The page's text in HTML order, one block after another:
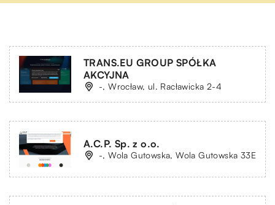
TRANS.EU GROUP SPÓŁKA
AKCYJNA
-, Wrocław, ul. Racławicka 2-4
A.C.P. Sp. z o.o.
-, Wola Gutowska, Wola Gutowska 33E